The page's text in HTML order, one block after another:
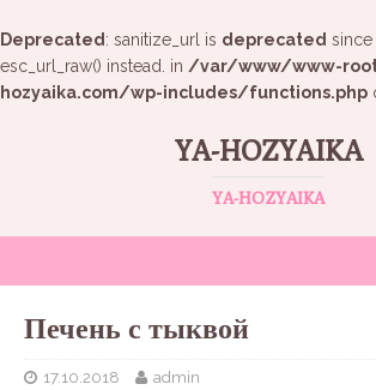
Deprecated : sanitize_url is deprecated since
esc_url_raw() instead. in /var/www/www-
hozyaika.com/wp-includes/functions.php
YA-HOZYAIKA
YA-HOZYAIKA
Печень с тыквой
17.10.2018 admin